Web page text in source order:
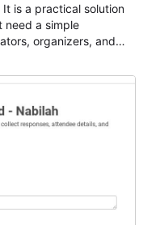
is a practical solution
need a simple
organizers, and